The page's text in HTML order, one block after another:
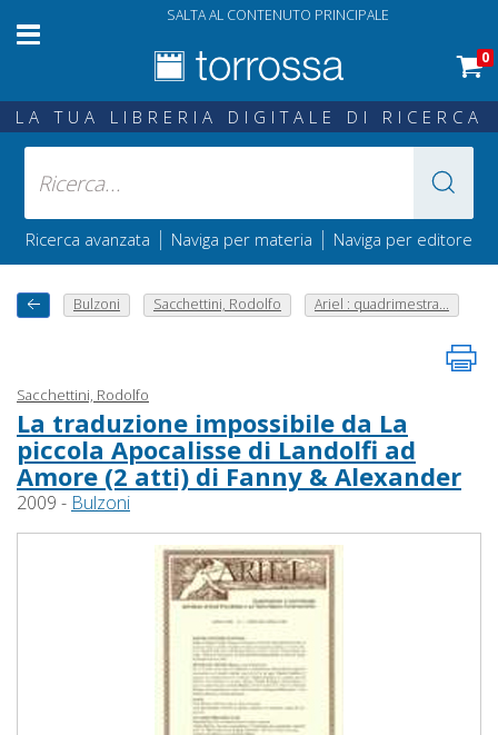
SALTA AL CONTENUTO PRINCIPALE
0
LA TUA LIBRERIA DIGITALE DI RICERCA
Ricerca avanzata | Naviga per materia | Naviga per editore
Bulzoni Sacchettini, Rodolfo Ariel : quadrimestra...
Sacchettini, Rodolfo
La traduzione impossibile da La
piccola Apocalisse di Landolfi ad
Amore (2 atti) di Fanny & Alexander
2009 - Bulzoni